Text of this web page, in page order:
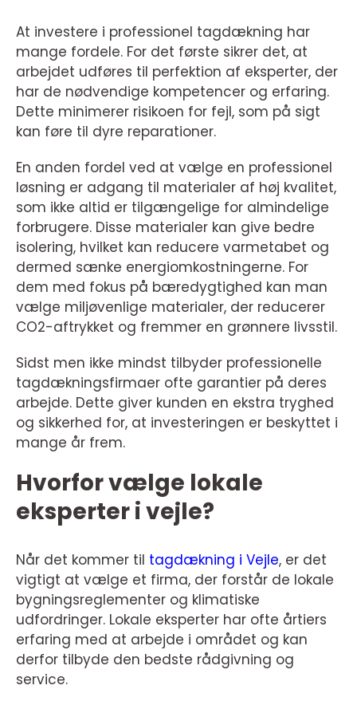
At investere i professionel tagdækning har
mange fordele. For det første sikrer det, at
arbejdet udføres til perfektion af eksperter, der
har de nødvendige kompetencer og erfaring.
Dette minimerer risikoen for fejl, som på sigt
kan føre til dyre reparationer.
En anden fordel ved at vælge en professionel
løsning er adgang til materialer af høj kvalitet,
som ikke altid er tilgængelige for almindelige
forbrugere. Disse materialer kan give bedre
isolering, hvilket kan reducere varmetabet og
dermed sænke energiomkostningerne. For
dem med fokus på bæredygtighed kan man
vælge miljøvenlige materialer, der reducerer
CO2-aftrykket og fremmer en grønnere livsstil.
Sidst men ikke mindst tilbyder professionelle
tagdækningsfirmaer ofte garantier på deres
arbejde. Dette giver kunden en ekstra tryghed
og sikkerhed for, at investeringen er beskyttet i
mange år frem.
Hvorfor vælge lokale
eksperter i vejle?
Når det kommer til tagdækning i Vejle, er det
vigtigt at vælge et firma, der forstår de lokale
bygningsreglementer og klimatiske
udfordringer. Lokale eksperter har ofte årtiers
erfaring med at arbejde i området og kan
derfor tilbyde den bedste rådgivning og
service.